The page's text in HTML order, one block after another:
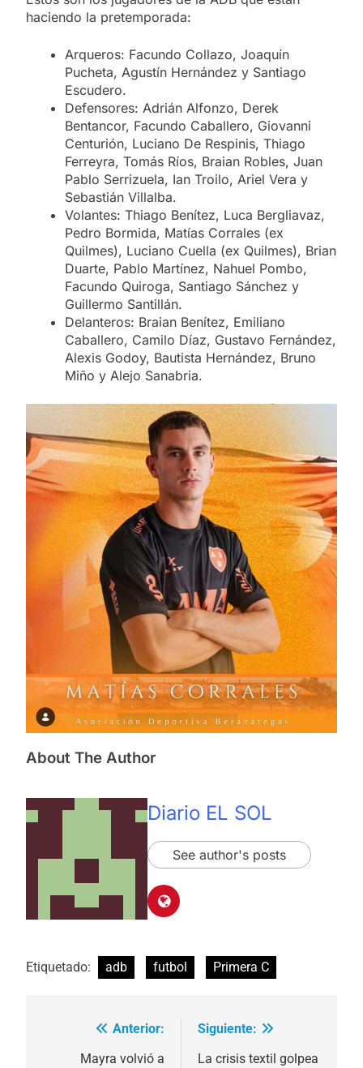
haciendo la pretemporada:
Arqueros: Facundo Collazo, Joaquín
Pucheta, Agustín Hernández y Santiago
Escudero.
Defensores: Adrián Alfonzo, Derek
Bentancor, Facundo Caballero, Giovanni
Centurión, Luciano De Respinis, Thiago
Ferreyra, Tomás Ríos, Braian Robles, Juan
Pablo Serrizuela, Ian Troilo, Ariel Vera y
Sebastián Villalba.
Volantes: Thiago Benítez, Luca Bergliavaz,
Pedro Bormida, Matías Corrales (ex
Quilmes), Luciano Cuella (ex Quilmes), Brian
Duarte, Pablo Martínez, Nahuel Pombo,
Facundo Quiroga, Santiago Sánchez y
Guillermo Santillán.
Delanteros: Braian Benítez, Emiliano
Caballero, Camilo Díaz, Gustavo Fernández,
Alexis Godoy, Bautista Hernández, Bruno
Miño y Alejo Sanabria.
About The Author
Diario EL SOL
See author's posts
Etiquetado: adb futbol Primera C
Navegación
Anterior:
Mayra volvió a
Siguiente:
La crisis textil golpea